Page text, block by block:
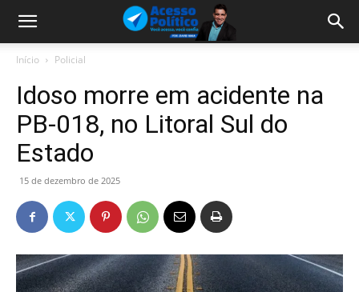
Início Policial
Idoso morre em acidente na
PB-018, no Litoral Sul do
Estado
15 de dezembro de 2025